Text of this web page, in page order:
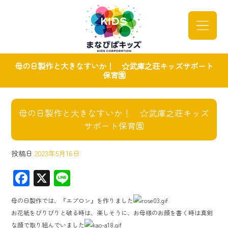
母の日製作と大きなすいか！ ☆武庫之荘キッズサポート
保育園
母の日製作と大きなすいか！ ☆武庫之荘キッズ
サポート保育園
投稿日 2023年5月16日
F
ac
e
X
ne
母の日製作では、『エプロン』を作りました
お花紙をびりびりと破る時は、楽しそうに、お母様のお顔を書く時は真剣
な顔で取り組んでいました